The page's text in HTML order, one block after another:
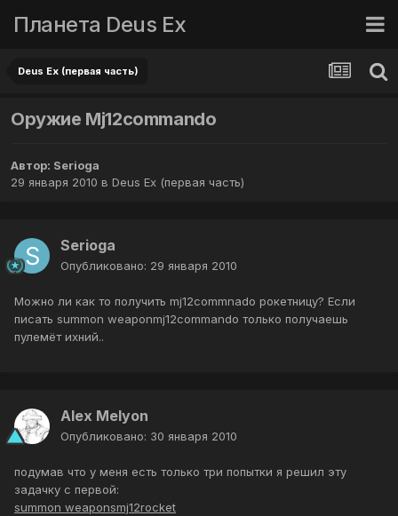
Планета Deus Ex
Deus Ex (первая часть)
Оружие Mj12commando
Автор: Serioga
29 января 2010 в Deus Ex (первая часть)
Serioga
Опубликовано: 29 января 2010
Можно ли как то получить mj12commnado рокетницу? Если
писать summon weaponmj12commando только получаешь
пулемёт ихний..
Alex Melyon
Опубликовано: 30 января 2010
подумав что у меня есть только три попытки я решил эту
задачку с первой:
summon weaponsmj12rocket